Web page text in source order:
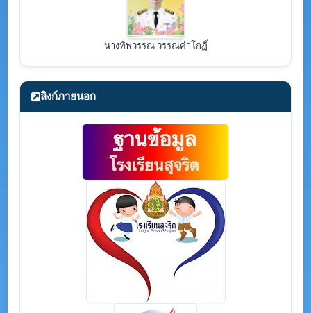
นางทิพวรรณ วรรณคำโกฏิ์
ลิงก์ภายนอก